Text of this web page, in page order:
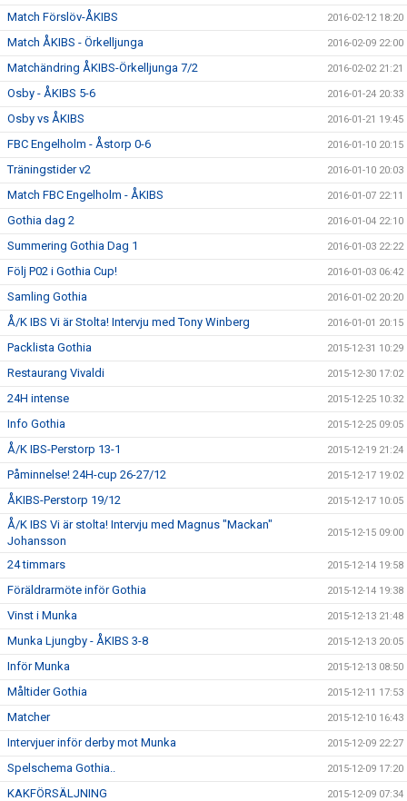
Match Förslöv-ÅKIBS 2016-02-12 18:20
Match ÅKIBS - Örkelljunga 2016-02-09 22:00
Matchändring ÅKIBS-Örkelljunga 7/2 2016-02-02 21:21
Osby - ÅKIBS 5-6 2016-01-24 20:33
Osby vs ÅKIBS 2016-01-21 19:45
FBC Engelholm - Åstorp 0-6 2016-01-10 20:15
Träningstider v2 2016-01-10 20:03
Match FBC Engelholm - ÅKIBS 2016-01-07 22:11
Gothia dag 2 2016-01-04 22:10
Summering Gothia Dag 1 2016-01-03 22:22
Följ P02 i Gothia Cup! 2016-01-03 06:42
Samling Gothia 2016-01-02 20:20
Å/K IBS Vi är Stolta! Intervju med Tony Winberg 2016-01-01 20:15
Packlista Gothia 2015-12-31 10:29
Restaurang Vivaldi 2015-12-30 17:02
24H intense 2015-12-25 10:32
Info Gothia 2015-12-25 09:05
Å/K IBS-Perstorp 13-1 2015-12-19 21:24
Påminnelse! 24H-cup 26-27/12 2015-12-17 19:02
ÅKIBS-Perstorp 19/12 2015-12-17 10:05
Å/K IBS Vi är stolta! Intervju med Magnus "Mackan"
Johansson
2015-12-15 09:00
24 timmars 2015-12-14 19:58
Föräldrarmöte inför Gothia 2015-12-14 19:38
Vinst i Munka 2015-12-13 21:48
Munka Ljungby - ÅKIBS 3-8 2015-12-13 20:05
Inför Munka 2015-12-13 08:50
Måltider Gothia 2015-12-11 17:53
Matcher 2015-12-10 16:43
Intervjuer inför derby mot Munka 2015-12-09 22:27
Spelschema Gothia.. 2015-12-09 17:20
KAKFÖRSÄLJNING 2015-12-09 07:34